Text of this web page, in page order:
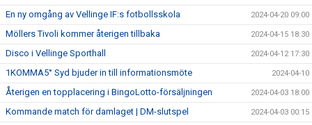
En ny omgång av Vellinge IF:s fotbollsskola 2024-04-20 09:00
Möllers Tivoli kommer återigen tillbaka 2024-04-15 18:30
Disco i Vellinge Sporthall 2024-04-12 17:30
1KOMMA5° Syd bjuder in till informationsmöte 2024-04-10
Återigen en topplacering i BingoLotto-försäljningen 2024-04-03 18:00
Kommande match för damlaget | DM-slutspel 2024-04-03 00:15